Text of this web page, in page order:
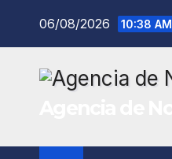
06/08/2026 10:38 AM